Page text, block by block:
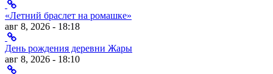
«Летний браслет на ромашке»
авг 8, 2026 - 18:18
День рождения деревни Жары
авг 8, 2026 - 18:10